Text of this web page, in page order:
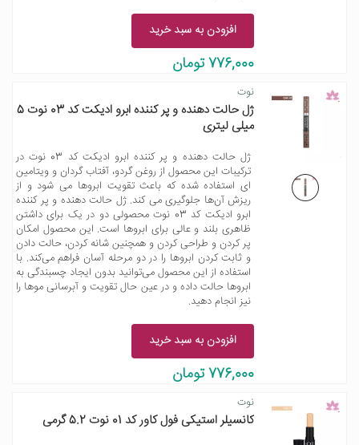
افزودن به سبد خرید
776,000 تومان
نوت
ژل حالت دهنده و پر کننده ابرو ادیکت کد 03 نوت 5
میلی لیتری
ژل حالت دهنده و پر کننده ابرو ادیکت کد 03 نوت در
ترکیبات این محصول از روغن گردو، آفتاب گردان و ویتامین
ای استفاده شده که باعث تقویت ابروها می شود و از
ریزش آن‌ها جلوگیری می کند. ژل حالت دهنده و پر کننده
ابرو ادیکت کد 03 نوت محصولی دو در یک برای داشتن
ظاهری بلند و عالی برای ابروها است. این محصول امکان
پر کردن و طراحی کردن و همچنین شانه کردن، حالت دادن
و ثابت کردن ابروها را در دو مرحله آسان فراهم می‌کند. با
استفاده از این محصول می‌توانید بدون ایجاد چسبندگی به
ابروها حالت داده و در عین حال تقویت و آبرسانی موها را
نیز انجام دهید.
افزودن به سبد خرید
776,000 تومان
نوت
کانسیلر استیکی فول کاور کد 01 نوت 5.2 گرمی